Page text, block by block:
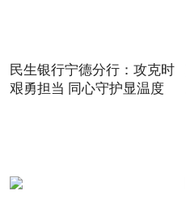
民生银行宁德分行：攻克时
艰勇担当 同心守护显温度